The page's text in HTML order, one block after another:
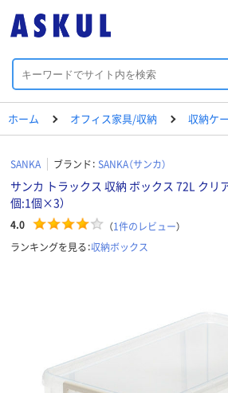
ホーム オフィス家具/収納 収納ケ
SANKA ブランド： SANKA（サンカ）
サンカ トラックス 収納 ボックス 72L クリ
個:1個×3）
4.0 （1件のレビュー）
ランキングを見る：収納ボックス